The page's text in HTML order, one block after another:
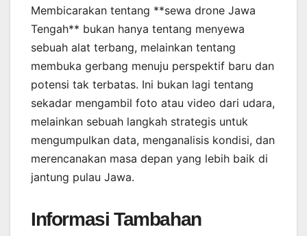
Membicarakan tentang **sewa drone Jawa
Tengah** bukan hanya tentang menyewa
sebuah alat terbang, melainkan tentang
membuka gerbang menuju perspektif baru dan
potensi tak terbatas. Ini bukan lagi tentang
sekadar mengambil foto atau video dari udara,
melainkan sebuah langkah strategis untuk
mengumpulkan data, menganalisis kondisi, dan
merencanakan masa depan yang lebih baik di
jantung pulau Jawa.
Informasi Tambahan